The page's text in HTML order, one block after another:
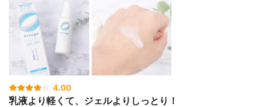
4.00
乳液より軽くて、ジェルよりしっとり！